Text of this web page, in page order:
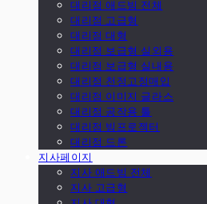
대리점 애드빔 전체
대리점 고급형
대리점 대형
대리점 보급형 실외용
대리점 보급형 실내용
대리점 천정고정매입
대리점 이미지 글라스
대리점 공작용 툴
대리점 빔프로젝터
대리점 드론
지사페이지
지사 애드빔 전체
지사 고급형